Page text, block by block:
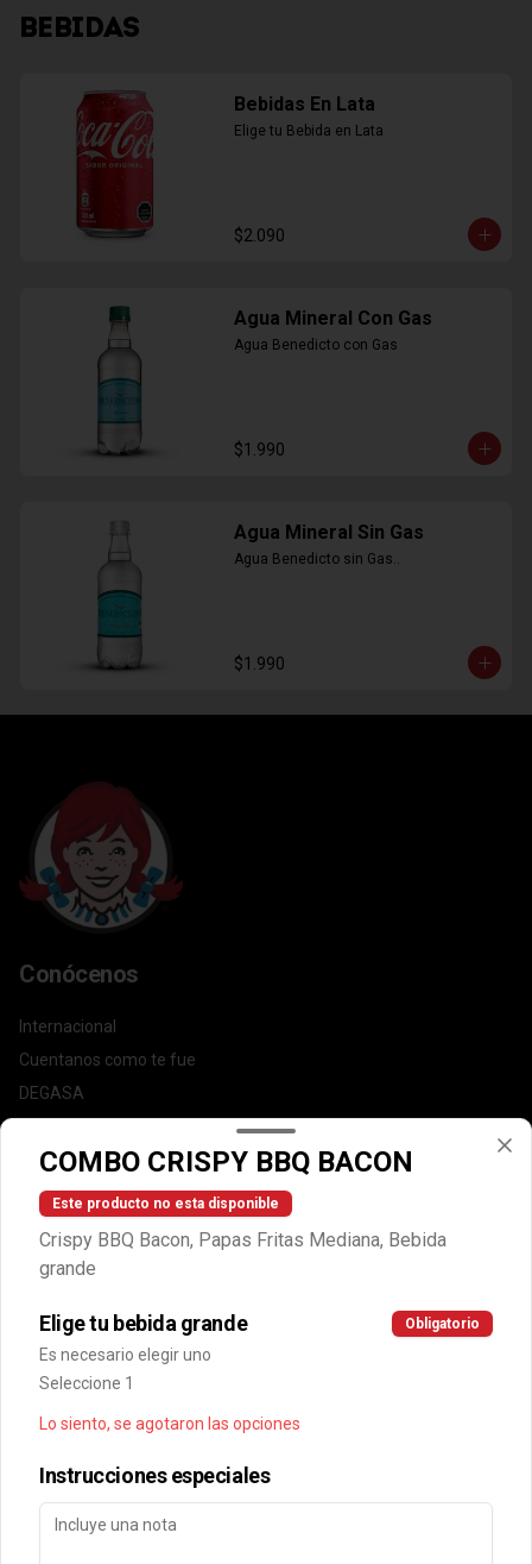
BEBIDAS
Bebidas En Lata
Elige tu Bebida en Lata
$2.090
Agua Mineral Con Gas
Agua Benedicto con Gas
$1.990
Agua Mineral Sin Gas
Agua Benedicto sin Gas..
$1.990
Conócenos
Internacional
Cuentanos como te fue
DEGASA
Escríbenos por WhatsApp: +56950183243
serviciocliente@wendys.cl
Términos y condiciones
Redes sociales
Facebook
Mi cuenta
COMBO CRISPY BBQ BACON
Este producto no esta disponible
Crispy BBQ Bacon, Papas Fritas Mediana, Bebida
grande
Elige tu bebida grande Obligatorio
Es necesario elegir uno
Seleccione 1
Lo siento, se agotaron las opciones
Instrucciones especiales